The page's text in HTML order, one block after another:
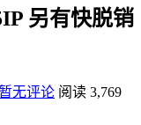
另有快脱销
暂无评论 阅读 3,769